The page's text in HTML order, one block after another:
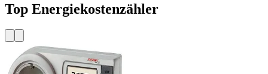
Top Energiekostenzähler